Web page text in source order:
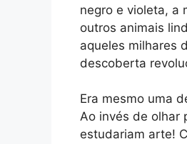
negro e violeta, a
outros animais
aqueles milhares
descoberta
Era mesmo uma
Ao invés de olhar
estudariam arte!